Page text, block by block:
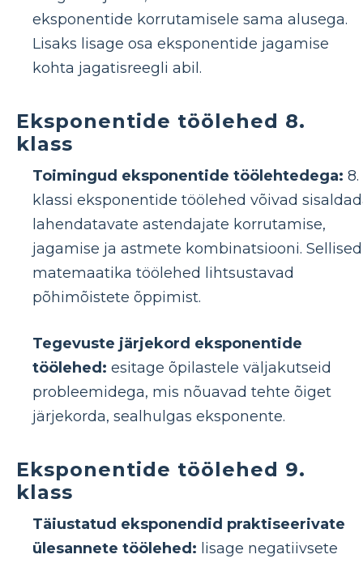
eksponentide korrutamisele sama alusega.
Lisaks lisage osa eksponentide jagamise
kohta jagatisreegli abil.
Eksponentide töölehed 8.
klass
Toimingud eksponentide töölehtedega: 8.
klassi eksponentide töölehed võivad
lahendatavate astendajate korrutamise,
jagamise ja astmete kombinatsiooni. Sellised
matemaatika töölehed lihtsustavad
põhimõistete õppimist.
Tegevuste järjekord eksponentide
töölehed: esitage õpilastele väljakutseid
probleemidega, mis nõuavad tehte õiget
järjekorda, sealhulgas eksponente.
Eksponentide töölehed 9.
klass
Täiustatud eksponendid praktiseerivate
ülesannete töölehed: lisage negatiivsete